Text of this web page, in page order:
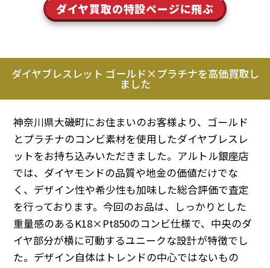
ダイヤ買取の特設ページに飛ぶ
ダイヤブレスレット ゴールド×プラチナを高価買取し
ました
神奈川県大磯町にお住まいのお客様より、ゴールド
とプラチナのコンビ素材を使用したダイヤブレスレ
ットをお持ち込みいただきました。アルトル銀座店
では、ダイヤモンドの品質や地金の価値だけでな
く、デザイン性や希少性も加味した総合評価で査定
を行っております。今回のお品は、しっかりとした
重量感のあるK18×Pt850のコンビ仕様で、中央のダ
イヤ部分が横に可動するユニークな設計が特徴でし
た。デザイン自体はトレンドの中心ではないもの